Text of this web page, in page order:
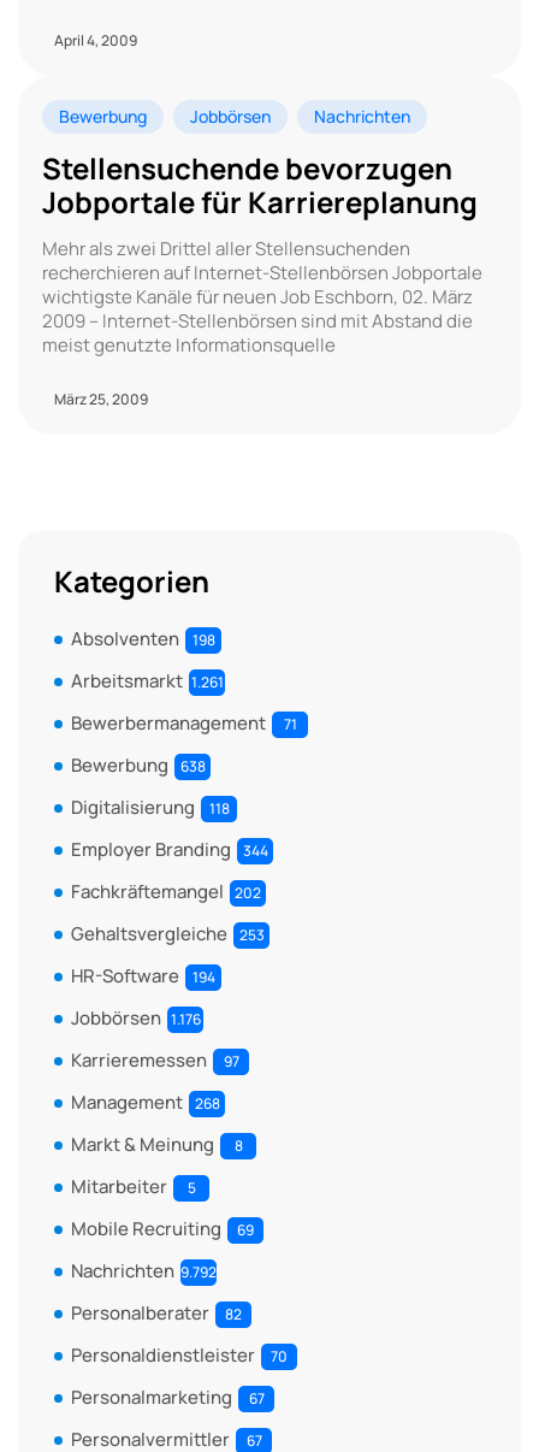
April 4, 2009
Bewerbung Jobbörsen Nachrichten
Stellensuchende bevorzugen
Jobportale für Karriereplanung
Mehr als zwei Drittel aller Stellensuchenden
recherchieren auf Internet-Stellenbörsen Jobportale
wichtigste Kanäle für neuen Job Eschborn, 02. März
2009 – Internet-Stellenbörsen sind mit Abstand die
meist genutzte Informationsquelle
März 25, 2009
Kategorien
Absolventen 198
Arbeitsmarkt 1.261
Bewerbermanagement 71
Bewerbung 638
Digitalisierung 118
Employer Branding 344
Fachkräftemangel 202
Gehaltsvergleiche 253
HR-Software 194
Jobbörsen 1.176
Karrieremessen 97
Management 268
Markt & Meinung 8
Mitarbeiter 5
Mobile Recruiting 69
Nachrichten 9.792
Personalberater 82
Personaldienstleister 70
Personalmarketing 67
Personalvermittler 67